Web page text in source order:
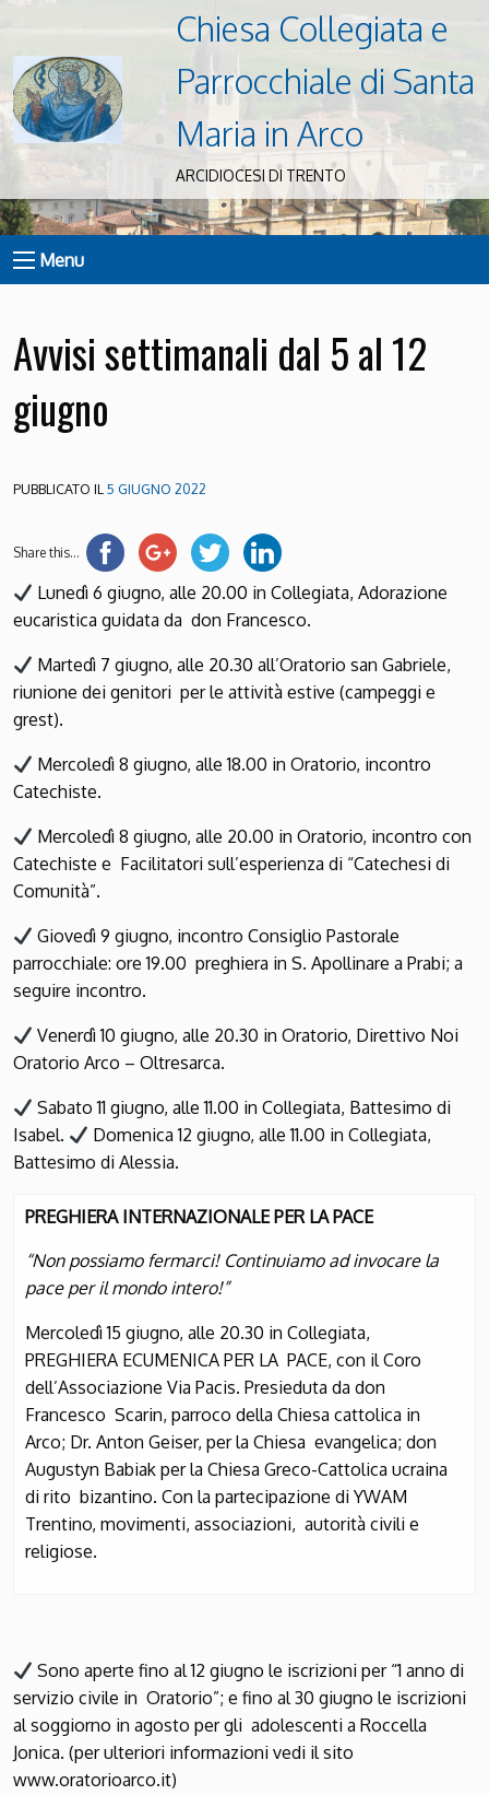
Chiesa Collegiata e
Parrocchiale di Santa
Maria in Arco
ARCIDIOCESI DI TRENTO
Menu
Avvisi settimanali dal 5 al 12
giugno
PUBBLICATO IL5 GIUGNO 2022
Share this...
Lunedì 6 giugno, alle 20.00 in Collegiata, Adorazione
eucaristica guidata da don Francesco.
Martedì 7 giugno, alle 20.30 all’Oratorio san Gabriele,
riunione dei genitori per le attività estive (campeggi e
grest).
Mercoledì 8 giugno, alle 18.00 in Oratorio, incontro
Catechiste.
Mercoledì 8 giugno, alle 20.00 in Oratorio, incontro con
Catechiste e Facilitatori sull’esperienza di “Catechesi di
Comunità”.
Giovedì 9 giugno, incontro Consiglio Pastorale
parrocchiale: ore 19.00 preghiera in S. Apollinare a Prabi; a
seguire incontro.
Venerdì 10 giugno, alle 20.30 in Oratorio, Direttivo Noi
Oratorio Arco – Oltresarca.
Sabato 11 giugno, alle 11.00 in Collegiata, Battesimo di
Isabel.
Domenica 12 giugno, alle 11.00 in Collegiata,
Battesimo di Alessia.
PREGHIERA INTERNAZIONALE PER LA PACE
“Non possiamo fermarci! Continuiamo ad invocare la
pace per il mondo intero!”
Mercoledì 15 giugno, alle 20.30 in Collegiata,
PREGHIERA ECUMENICA PER LA PACE, con il Coro
dell’Associazione Via Pacis. Presieduta da don
Francesco Scarin, parroco della Chiesa cattolica in
Arco; Dr. Anton Geiser, per la Chiesa evangelica; don
Augustyn Babiak per la Chiesa Greco-Cattolica ucraina
di rito bizantino. Con la partecipazione di YWAM
Trentino, movimenti, associazioni, autorità civili e
religiose.
Sono aperte fino al 12 giugno le iscrizioni per “1 anno di
servizio civile in Oratorio”; e fino al 30 giugno le iscrizioni
al soggiorno in agosto per gli adolescenti a Roccella
Jonica. (per ulteriori informazioni vedi il sito
www.oratorioarco.it)